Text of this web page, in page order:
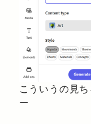
こういうの見
ー